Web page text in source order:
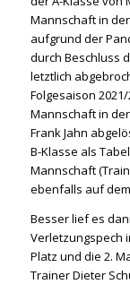
Mannschaft in
aufgrund der
durch Beschluss
letztlich
Folgesaison
Mannschaft in
Frank Jahn
B-Klasse als
Mannschaft
ebenfalls auf
Besser lief es
Verletzungspech
Platz und die 2.
Trainer Dieter